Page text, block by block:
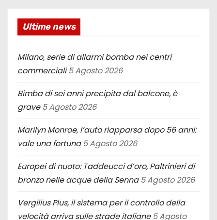
Ultime news
Milano, serie di allarmi bomba nei centri
commerciali 5 Agosto 2026
Bimba di sei anni precipita dal balcone, è
grave 5 Agosto 2026
Marilyn Monroe, l’auto riapparsa dopo 56 anni:
vale una fortuna 5 Agosto 2026
Europei di nuoto: Taddeucci d’oro, Paltrinieri di
bronzo nelle acque della Senna 5 Agosto 2026
Vergilius Plus, il sistema per il controllo della
velocità arriva sulle strade italiane 5 Agosto